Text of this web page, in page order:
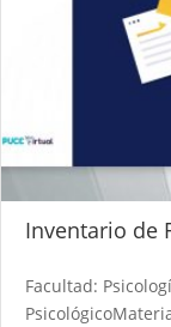
Inventario de
Facultad: